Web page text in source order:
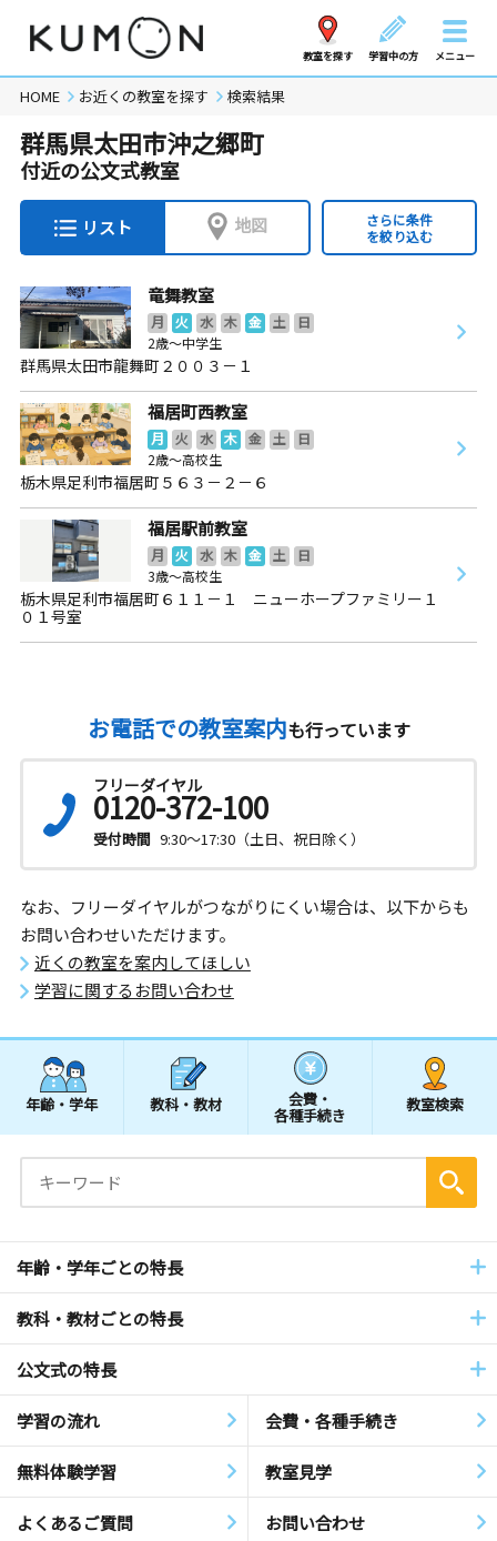
教室を探す 学習中の方 メニュー
HOME お近くの教室を探す 検索結果
群馬県太田市沖之郷町
付近の公文式教室
リスト 地図
さらに条件
を絞り込む
竜舞教室
月 火 水 木 金 土
日
2歳～中学生
群馬県太田市龍舞町２００３－１
福居町西教室
月 火 水 木 金 土
日
2歳～高校生
栃木県足利市福居町５６３－２－６
福居駅前教室
月 火 水 木 金 土
日
3歳～高校生
栃木県足利市福居町６１１－１ ニューホープファミリー１
０１号室
お電話での教室案内も行っています
フリーダイヤル
0120-372-100
受付時間 9:30～17:30（土日、祝日除く）
なお、フリーダイヤルがつながりにくい場合は、以下からも
お問い合わせいただけます。
近くの教室を案内してほしい
学習に関するお問い合わせ
年齢・学年 教科・教材 会費・
各種手続き
教室検索
年齢・学年ごとの特長
教科・教材ごとの特長
公文式の特長
学習の流れ 会費・各種手続き
無料体験学習 教室見学
よくあるご質問 お問い合わせ